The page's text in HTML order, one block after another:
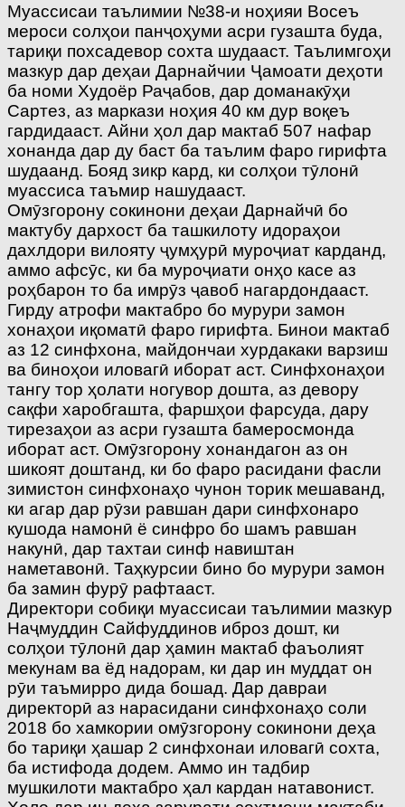
Муассисаи таълимии №38-и ноҳияи Восеъ
мероси солҳои панҷоҳуми асри гузашта буда,
тариқи похсадевор сохта шудааст. Таълимгоҳи
мазкур дар деҳаи Дарнайчии Ҷамоати деҳоти
ба номи Худоёр Раҷабов, дар доманакӯҳи
Сартез, аз маркази ноҳия 40 км дур воқеъ
гардидааст. Айни ҳол дар мактаб 507 нафар
хонанда дар ду баст ба таълим фаро гирифта
шудаанд. Бояд зикр кард, ки солҳои тӯлонӣ
муассиса таъмир нашудааст.
Омӯзгорону сокинони деҳаи Дарнайчӣ бо
мактубу дархост ба ташкилоту идораҳои
дахлдори вилояту ҷумҳурӣ муроҷиат карданд,
аммо афсӯс, ки ба муроҷиати онҳо касе аз
роҳбарон то ба имрӯз ҷавоб нагардондааст.
Гирду атрофи мактабро бо мурури замон
хонаҳои иқоматӣ фаро гирифта. Бинои мактаб
аз 12 синфхона, майдончаи хурдакаки варзиш
ва биноҳои иловагӣ иборат аст. Синфхонаҳои
тангу тор ҳолати ногувор дошта, аз девору
сақфи харобгашта, фаршҳои фарсуда, дару
тирезаҳои аз асри гузашта бамеросмонда
иборат аст. Омӯзгорону хонандагон аз он
шикоят доштанд, ки бо фаро расидани фасли
зимистон синфхонаҳо чунон торик мешаванд,
ки агар дар рӯзи равшан дари синфхонаро
кушода намонӣ ё синфро бо шамъ равшан
накунӣ, дар тахтаи синф навиштан
наметавонӣ. Таҳкурсии бино бо мурури замон
ба замин фурӯ рафтааст.
Директори собиқи муассисаи таълимии мазкур
Наҷмуддин Сайфуддинов иброз дошт, ки
солҳои тӯлонӣ дар ҳамин мактаб фаъолият
мекунам ва ёд надорам, ки дар ин муддат он
рӯи таъмирро дида бошад. Дар давраи
директорӣ аз нарасидани синфхонаҳо соли
2018 бо хамкории омӯзгорону сокинони деҳа
бо тариқи ҳашар 2 синфхонаи иловагӣ сохта,
ба истифода додем. Аммо ин тадбир
мушкилоти мактабро ҳал кардан натавонист.